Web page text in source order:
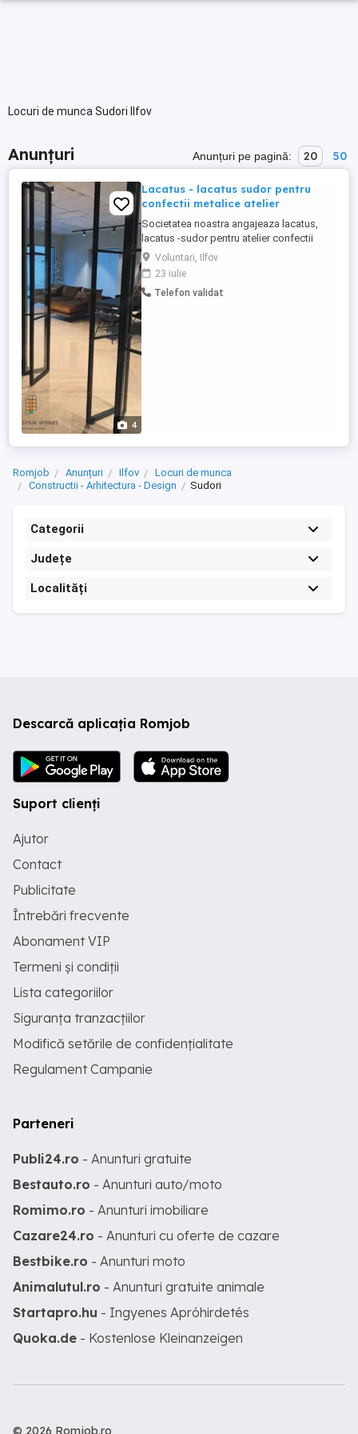
Locuri de munca Sudori Ilfov
Anunțuri Anunțuri pe pagină: 20 50
4
Lacatus - lacatus sudor pentru
confectii metalice atelier
Societatea noastra angajeaza lacatus,
lacatus -sudor pentru atelier confectii
metalice usoare, usi, mobilier metalic etc.
Atelierul este situat in Voluntari - Ilfov B-dul
Eroilor 4, in incinta Sut Carpati Vechime in
domenie este necesara Pozele sunt
Voluntari, Ilfov
23 iulie
Telefon validat
Romjob Anunțuri Ilfov
Locuri de munca
Constructii - Arhitectura - Design
Sudori
Categorii
Județe
Localități
Descarcă aplicația Romjob
Suport clienți
Ajutor
Contact
Publicitate
Întrebări frecvente
Abonament VIP
Termeni și condiții
Lista categoriilor
Siguranța tranzacțiilor
Modifică setările de confidențialitate
Regulament Campanie
Parteneri
Publi24.ro - Anunturi gratuite
Bestauto.ro - Anunturi auto/moto
Romimo.ro - Anunturi imobiliare
Cazare24.ro - Anunturi cu oferte de cazare
Bestbike.ro - Anunturi moto
Animalutul.ro - Anunturi gratuite animale
Startapro.hu - Ingyenes Apróhirdetés
Quoka.de - Kostenlose Kleinanzeigen
© 2026 Romjob.ro